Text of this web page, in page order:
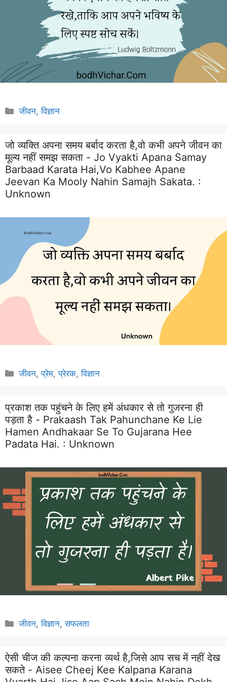
Categories
जीवन,विज्ञान
जो व्यक्ति अपना समय बर्बाद करता है,वो कभी अपने जीवन का
मूल्य नहीं समझ सकता - Jo Vyakti Apana Samay
Barbaad Karata Hai,vo Kabhee Apane
Jeevan Ka Mooly Nahin Samajh Sakata. :
Unknown
Categories
जीवन,प्रेम,प्रेरक,विज्ञान
प्रकाश तक पहुंचने के लिए हमें अंधकार से तो गुजरना ही
पड़ता है - Prakaash Tak Pahunchane Ke Lie
Hamen Andhakaar Se To Gujarana Hee
Padata Hai. : Unknown
Categories
जीवन,विज्ञान,सफलता
ऐसी चीज की कल्पना करना व्यर्थ है,जिसे आप सच में नहीं देख
सकते - Aisee Cheej Kee Kalpana Karana